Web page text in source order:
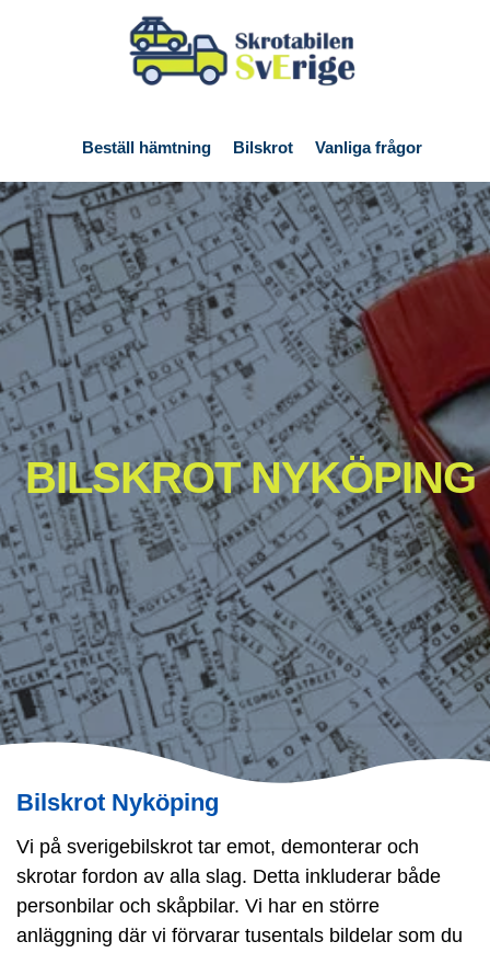
Beställ hämtning Bilskrot Vanliga frågor
BILSKROT NYKÖPING
Bilskrot Nyköping
Vi på sverigebilskrot tar emot, demonterar och
skrotar fordon av alla slag. Detta inkluderar både
personbilar och skåpbilar. Vi har en större
anläggning där vi förvarar tusentals bildelar som du